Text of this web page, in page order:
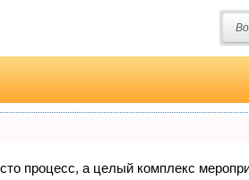
процесс, а целый комплекс